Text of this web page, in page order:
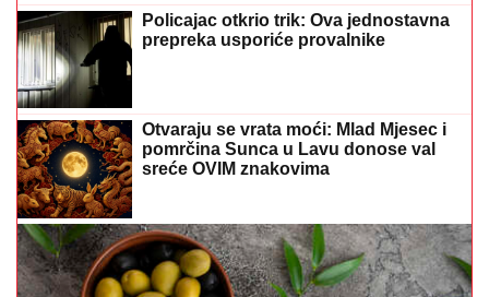
Policajac otkrio trik: Ova jednostavna
prepreka usporiće provalnike
Otvaraju se vrata moći: Mlad Mjesec i
pomrčina Sunca u Lavu donose val
sreće OVIM znakovima